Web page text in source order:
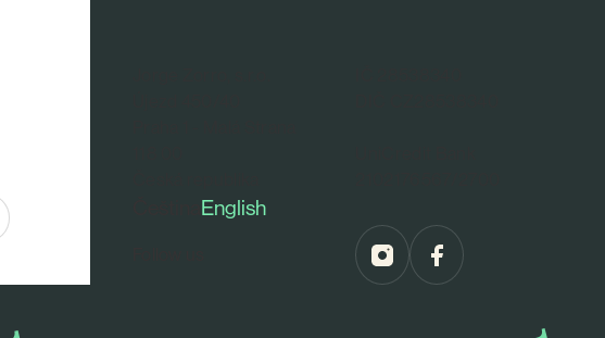
English